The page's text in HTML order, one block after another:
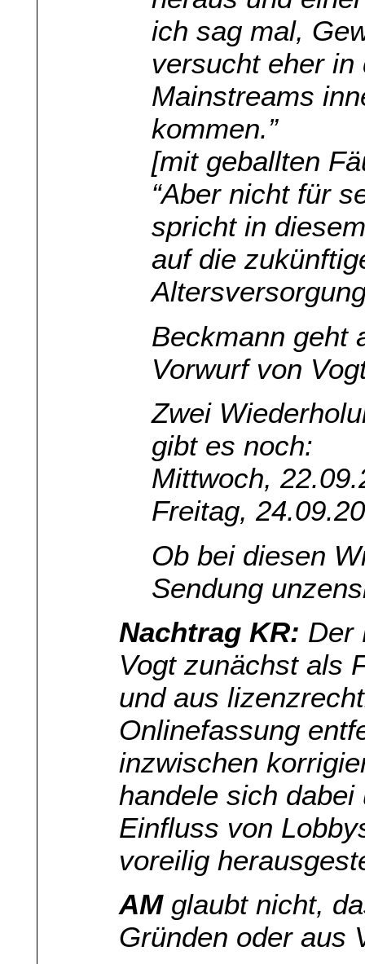
ich sag mal,
versucht eher
Mainstreams
kommen.”
[mit geballten
“Aber nicht für
spricht in
auf die
Beckmann geht
Vorwurf von
Zwei
gibt es noch:
Mittwoch,
Freitag,
Ob bei diesen
Sendung
Nachtrag KR: Der
Vogt zunächst als
und aus
Onlinefassung
inzwischen
handele sich
Einfluss von
voreilig
AMglaubt nicht,
Gründen oder aus